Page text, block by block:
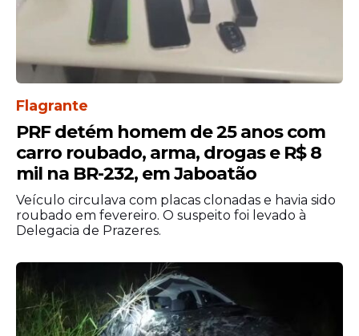
Flagrante
PRF detém homem de 25 anos com
carro roubado, arma, drogas e R$ 8
mil na BR-232, em Jaboatão
Veículo circulava com placas clonadas e havia sido
roubado em fevereiro. O suspeito foi levado à
Delegacia de Prazeres.